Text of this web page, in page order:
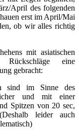
April des folgenden
erst im April/Mai
ob wir alles richtig
mit asiatischen
eine
gebracht:
sind im Sinne des
und mit einer
Spitzen von 20 sec,
leider auch